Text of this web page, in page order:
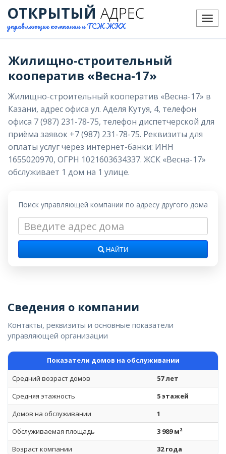
Меню
ОТКРЫТЫЙ АДРЕС
управляющие компании и ТСЖ ЖКХ
Жилищно-строительный
кооператив «Весна-17»
Жилищно-строительный кооператив «Весна-17» в
Казани, адрес офиса ул. Аделя Кутуя, 4, телефон
офиса 7 (987) 231-78-75, телефон диспетчерской для
приёма заявок +7 (987) 231-78-75. Реквизиты для
оплаты услуг через интернет-банки: ИНН
1655020970, ОГРН 1021603634337. ЖСК «Весна-17»
обслуживает 1 дом на 1 улице.
Поиск управляющей компании по адресу другого дома
НАЙТИ
Сведения о компании
Контакты, реквизиты и основные показатели
управляющей организации
Показатели домов на обслуживании
Средний возраст домов
57 лет
Средняя этажность
5 этажей
Домов на обслуживании
1
Обслуживаемая площадь
3 989 м²
Возраст компании
32 года